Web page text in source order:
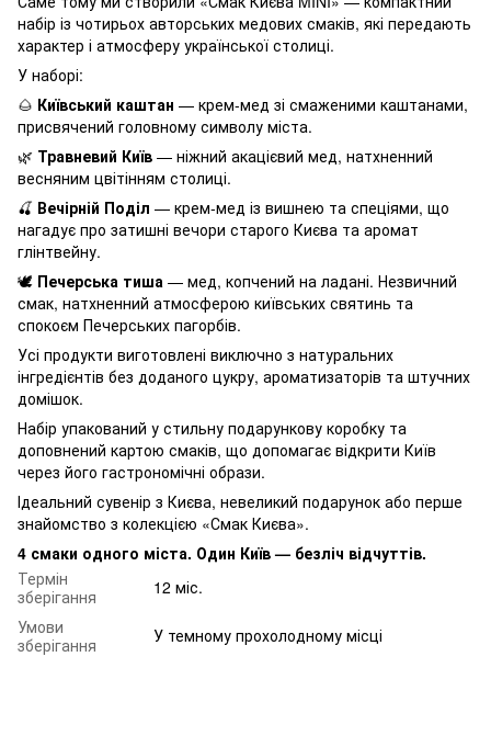
набір із чотирьох авторських медових смаків, які передають
характер і атмосферу української столиці.
У наборі:
🌰 Київський каштан — крем-мед зі смаженими каштанами,
присвячений головному символу міста.
🌿 Травневий Київ — ніжний акацієвий мед, натхненний
весняним цвітінням столиці.
🍒 Вечірній Поділ — крем-мед із вишнею та спеціями, що
нагадує про затишні вечори старого Києва та аромат
глінтвейну.
🕊️ Печерська тиша — мед, копчений на ладані. Незвичний
смак, натхненний атмосферою київських святинь та
спокоєм Печерських пагорбів.
Усі продукти виготовлені виключно з натуральних
інгредієнтів без доданого цукру, ароматизаторів та штучних
домішок.
Набір упакований у стильну подарункову коробку та
доповнений картою смаків, що допомагає відкрити Київ
через його гастрономічні образи.
Ідеальний сувенір з Києва, невеликий подарунок або перше
знайомство з колекцією «Смак Києва».
4 смаки одного міста. Один Київ — безліч відчуттів.
Термін
зберігання
12 міс.
Умови
зберігання
У темному прохолодному місці